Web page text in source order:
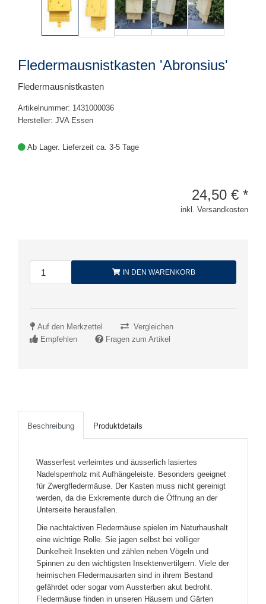
Fledermausnistkasten 'Abronsius'
Fledermausnistkasten
Artikelnummer: 1431000036
Hersteller: JVA Essen
Ab Lager. Lieferzeit ca. 3-5 Tage
24,50 € *
inkl. Versandkosten
IN DEN WARENKORB
Auf den Merkzettel
Vergleichen
Empfehlen
Fragen zum Artikel
Beschreibung Produktdetails
Wasserfest verleimtes und äusserlich lasiertes
Nadelsperrholz mit Aufhängeleiste. Besonders geeignet
für Zwergfledermäuse. Der Kasten muss nicht gereinigt
werden, da die Exkremente durch die Öffnung an der
Unterseite herausfallen.
Die nachtaktiven Fledermäuse spielen im Naturhaushalt
eine wichtige Rolle. Sie jagen selbst bei völliger
Dunkelheit Insekten und zählen neben Vögeln und
Spinnen zu den wichtigsten Insektenvertilgern. Viele der
heimischen Fledermausarten sind in ihrem Bestand
gefährdet oder sogar vom Aussterben akut bedroht.
Fledermäuse finden in unseren Häusern und Gärten